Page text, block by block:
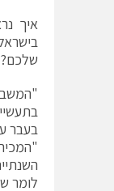
שלכם?
בעבר
לומר